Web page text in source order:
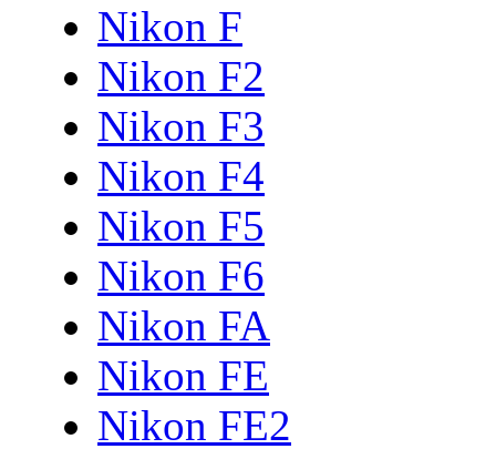
Nikon F
Nikon F2
Nikon F3
Nikon F4
Nikon F5
Nikon F6
Nikon FA
Nikon FE
Nikon FE2